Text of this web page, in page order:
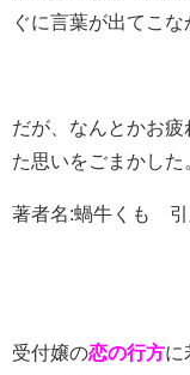
ぐに言葉が出てこな
だが、なんとかお
た思いをごまかした
著者名:蝸牛くも 引
受付嬢の恋の行方に